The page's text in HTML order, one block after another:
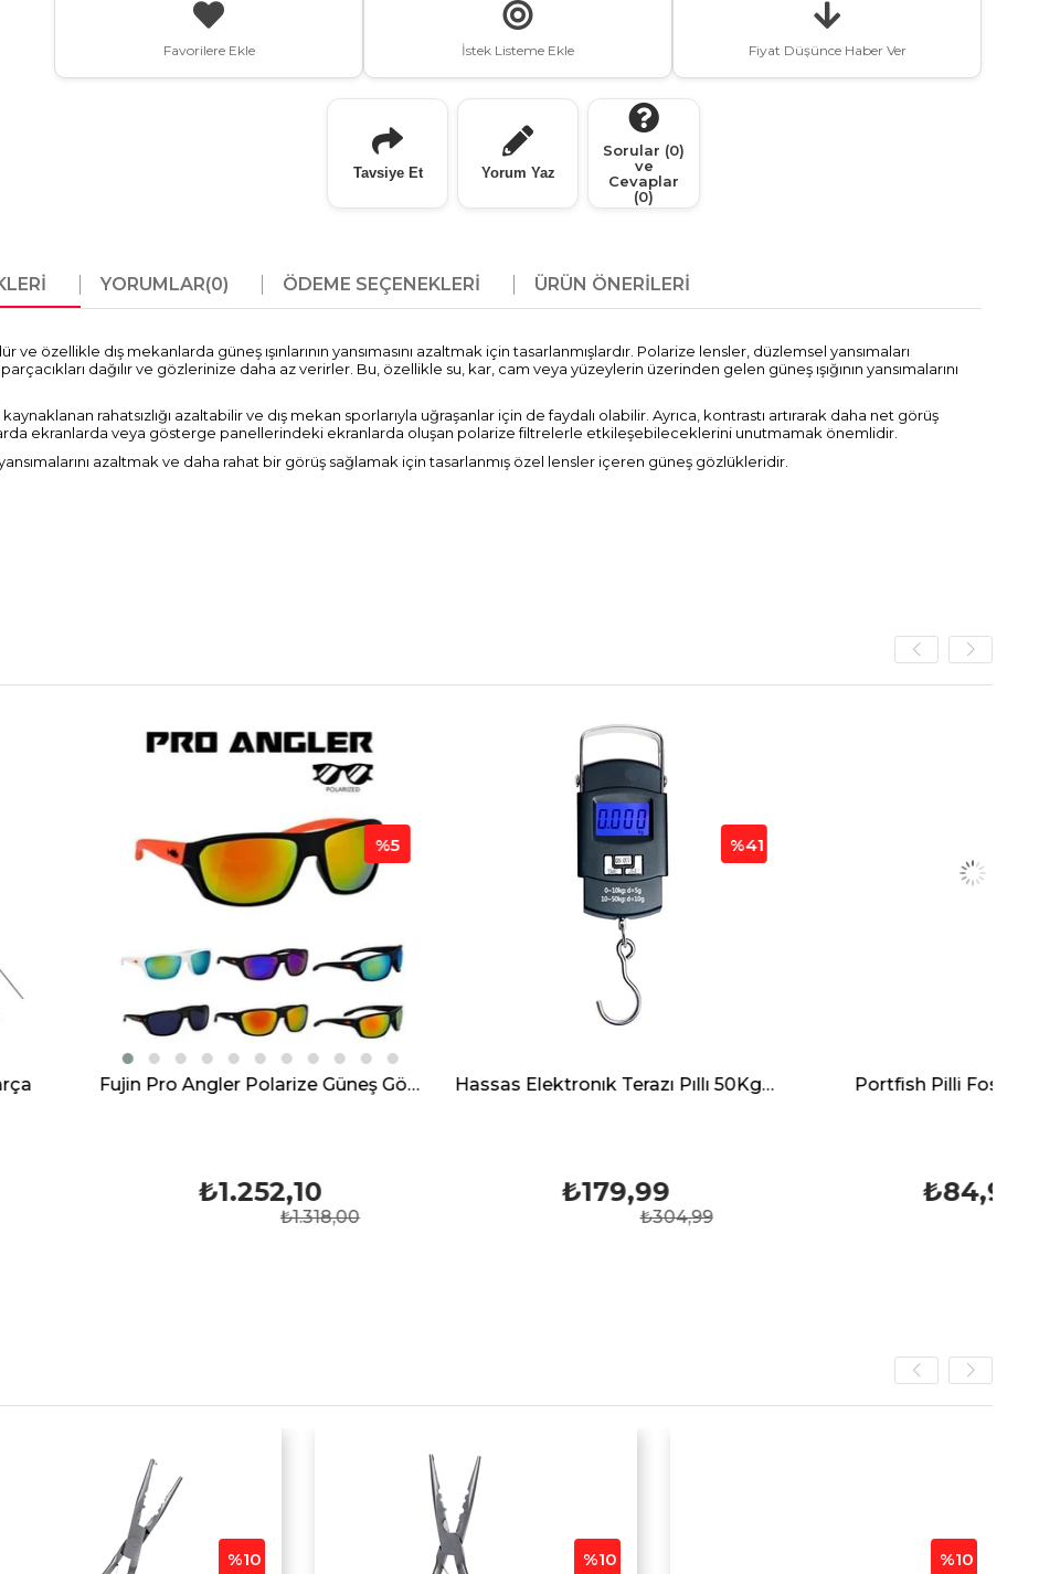
Favorilere Ekle İstek Listeme Ekle Fiyat Düşünce Haber Ver
Tavsiye Et Yorum Yaz
Sorular (0)
ve
Cevaplar
(0)
YORUMLAR(0) ÖDEME SEÇENEKLERI ÜRÜN ÖNERILERI
özellikle dış mekanlarda güneş ışınlarının yansımasını azaltmak için tasarlanmışlardır. Polarize lensler, düzlemsel yansımaları
dağılır ve gözlerinize daha az verirler. Bu, özellikle su, kar, cam veya yüzeylerin üzerinden gelen güneş ışığının yansımalarını
rahatsızlığı azaltabilir ve dış mekan sporlarıyla uğraşanlar için de faydalı olabilir. Ayrıca, kontrastı artırarak daha net görüş
ekranlarda veya gösterge panellerindeki ekranlarda oluşan polarize filtrelerle etkileşebileceklerini unutmamak önemlidir.
azaltmak ve daha rahat bir görüş sağlamak için tasarlanmış özel lensler içeren güneş gözlükleridir.
Fujin Pro Angler Polarize Güneş Gözlüğü
%5
Hassas Elektronık Terazı Pıllı 50Kg Sılver Toss St-801
%41
Portfish Pilli Fosfor Kırmızı
%10 %10 %10